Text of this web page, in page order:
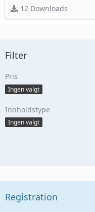
12 Downloads
Filter
Pris
Ingen valgt
Innholdstype
Ingen valgt
Registration